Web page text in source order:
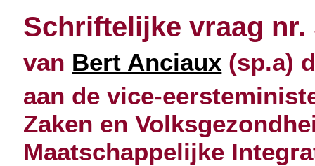
Schriftelijke vraag nr.
van Bert Anciaux (sp.a)
aan de vice-
Zaken en
Maatschappelijke